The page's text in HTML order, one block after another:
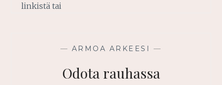
linkistä tai
— ARMOA ARKEESI —
Odota rauhassa